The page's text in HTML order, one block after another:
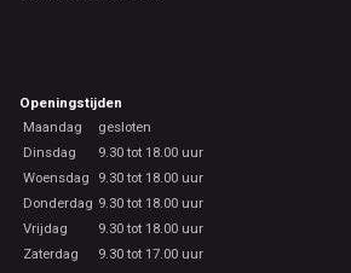
Openingstijden
Maandag
gesloten
Dinsdag
9.30 tot 18.00 uur
Woensdag
9.30 tot 18.00 uur
Donderdag 9.30 tot 18.00 uur
Vrijdag
9.30 tot 18.00 uur
Zaterdag
9.30 tot 17.00 uur